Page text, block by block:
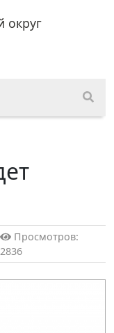
округ
Просмотров:
2836